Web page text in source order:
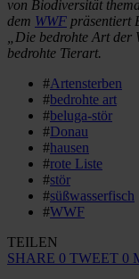
von Biodiversität
dem WWF präsentiert
„Die bedrohte Art der
bedrohte Tierart.
#Artensterben
#bedrohte art
#beluga-stör
#Donau
#hausen
#rote Liste
#stör
#süßwasserfisch
#WWF
TEILEN
SHARE 0 TWEET 0